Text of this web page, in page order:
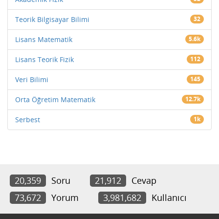
Teorik Bilgisayar Bilimi 32
Lisans Matematik 5.6k
Lisans Teorik Fizik 112
Veri Bilimi 145
Orta Öğretim Matematik 12.7k
Serbest 1k
20,359 Soru 21,912
Cevap
73,672
Yorum 3,981,682 Kullanıcı